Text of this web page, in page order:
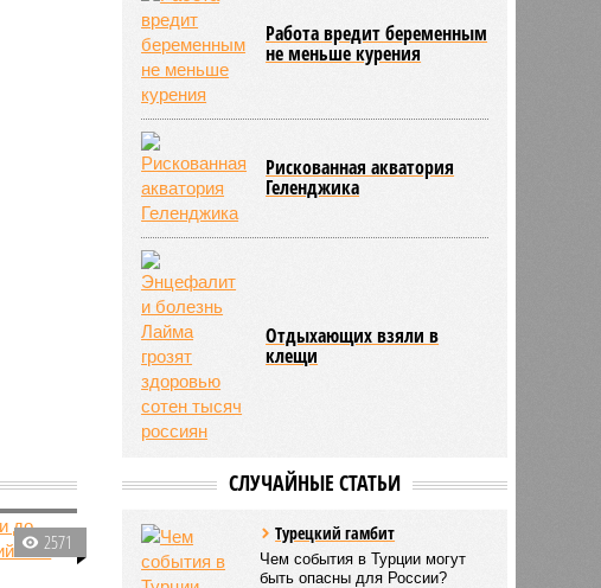
2571
Работа вредит беременным
не меньше курения
Рискованная акватория
Геленджика
Отдыхающих взяли в
клещи
СЛУЧАЙНЫЕ СТАТЬИ
Турецкий гамбит
Чем события в Турции могут
быть опасны для России?